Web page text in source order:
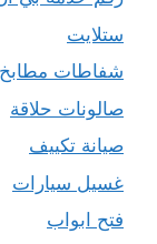
ستلايت
شفاطات مطابخ
صالونات حلاقة
صيانة تكييف
غسيل سيارات
فتح ابواب